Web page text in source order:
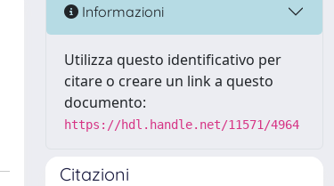
Informazioni
Utilizza questo identificativo per
citare o creare un link a questo
documento:
https://hdl.handle.net/11571/4964
Citazioni